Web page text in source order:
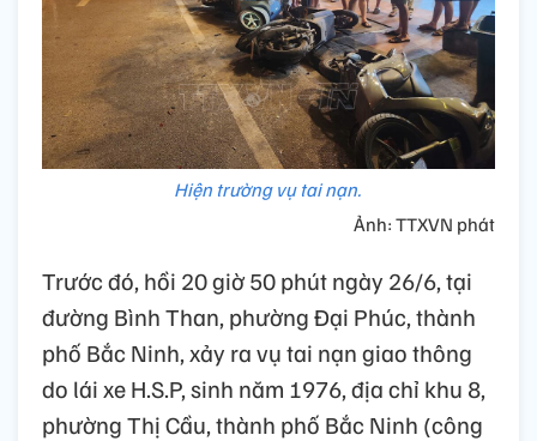
Hiện trường vụ tai nạn.
Ảnh: TTXVN phát
Trước đó, hồi 20 giờ 50 phút ngày 26/6, tại
đường Bình Than, phường Đại Phúc, thành
phố Bắc Ninh, xảy ra vụ tai nạn giao thông
do lái xe H.S.P, sinh năm 1976, địa chỉ khu 8,
phường Thị Cầu, thành phố Bắc Ninh (công